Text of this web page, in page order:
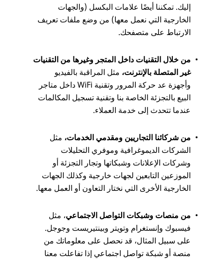
إليك. تمكننا أيضًا علامات البكسل (والجهات
الخارجية التي نعمل معها) من وضع ملفات تعريف
الارتباط على متصفحك.
من خلال التقنيات داخل المتجر وغيرها من التقنيات
غير المتصلة بالإنترنت، مثل المراقبة بالفيديو
وأجهزة عد حركة المرور وتقنية WiFi داخل متاجر
البيع بالتجزئة الخاصة بنا وتقنية تسجيل المكالمات
عندما تتحدث إلى خدمة العملاء.
من شركائنا التجاريين ومقدمي الخدمات، مثل
الشركات الديموغرافية وموفري التحليلات
وشركات الإعلانات وشبكاتها وتجار التجزئة أو
الموزعين التابعين لجهات خارجية وكذلك الجهات
الخارجية الأخرى التي نختار التعاون أو العمل معها.
من منصات وشبكات التواصل الاجتماعي، مثل
فيسبوك وإنستغرام وتويتر وبينتيريست وجوجل.
على سبيل المثال، قد نحصل على معلوماتك من
منصة أو شبكة تواصل اجتماعي إذا تفاعلت معنا